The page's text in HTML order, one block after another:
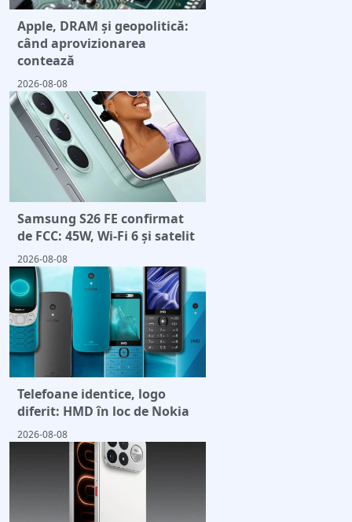
Apple, DRAM și geopolitică:
când aprovizionarea
contează
2026-08-08
Samsung S26 FE confirmat
de FCC: 45W, Wi-Fi 6 și satelit
2026-08-08
Telefoane identice, logo
diferit: HMD în loc de Nokia
2026-08-08